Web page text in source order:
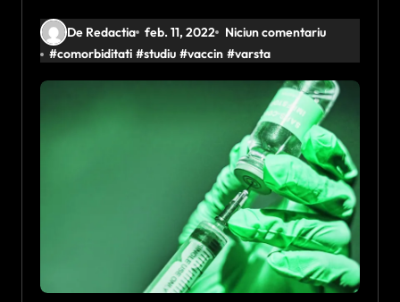
De Redactia feb. 11, 2022
Niciun comentariu
#comorbiditati #studiu #vaccin #varsta